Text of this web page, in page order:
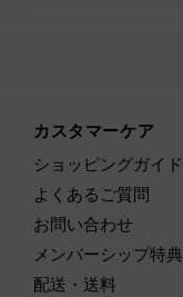
カスタマーケア
ショッピングガイド
よくあるご質問
お問い合わせ
メンバーシップ特典
配送・送料